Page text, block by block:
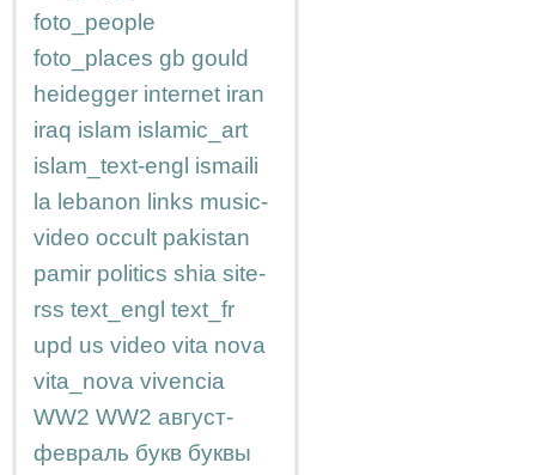
foto_people
foto_places gb gould
heidegger internet iran
iraq islam islamic_art
islam_text-engl ismaili
la lebanon links music-
video occult pakistan
pamir politics shia site-
rss text_engl text_fr
upd us video vita nova
vita_nova vivencia
WW2 WW2 август-
февраль букв буквы